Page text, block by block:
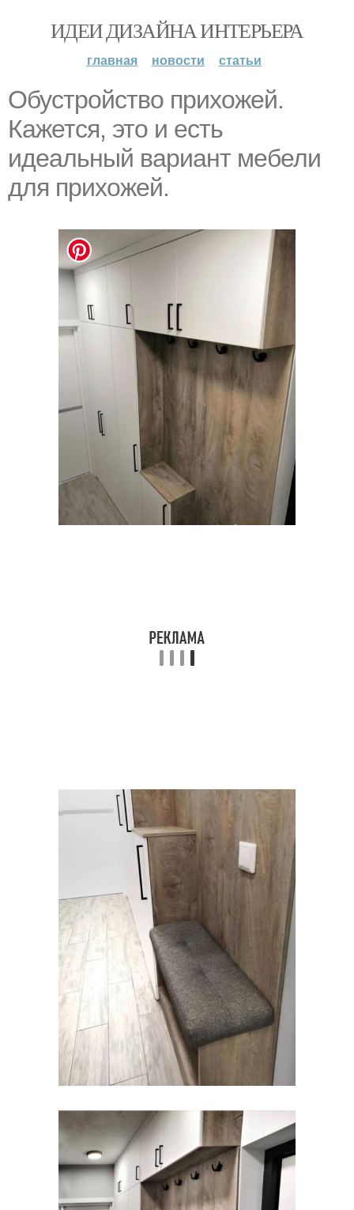
ИДЕИ ДИЗАЙНА ИНТЕРЬЕРА
главная новости статьи
Обустройство прихожей.
Кажется, это и есть
идеальный вариант мебели
для прихожей.